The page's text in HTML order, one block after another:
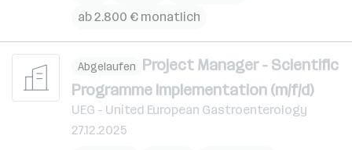
ab 2.800 € monatlich
Abgelaufen Project Manager - Scientific
Programme Implementation (m/f/d)
UEG - United European Gastroenterology
27.12.2025